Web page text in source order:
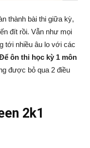
thành bài thi giữa kỳ,
đít rồi. Vẫn như mọi
tới nhiều âu lo với các
ôn thi học kỳ 1 môn
được bỏ qua 2 điều
2k1